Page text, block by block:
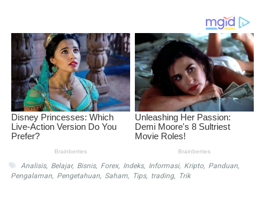
Analisis, Belajar, Bisnis, Forex, Indeks, Informasi, Kripto, Panduan,
Pengalaman, Pengetahuan, Saham, Tips, trading, Trik